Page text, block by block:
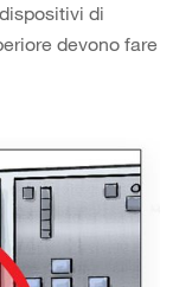
di
devono fare